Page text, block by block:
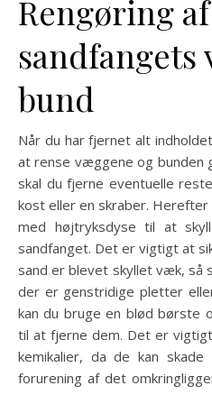
Rengøring af
sandfangets
bund
Når du har fjernet alt
at rense væggene og bunden
skal du fjerne eventuelle
kost eller en skraber. Herefter
med højtryksdyse til at
sandfanget. Det er vigtigt at
sand er blevet skyllet væk, så
der er genstridige pletter
kan du bruge en blød børste
til at fjerne dem. Det er
kemikalier, da de kan
forurening af det